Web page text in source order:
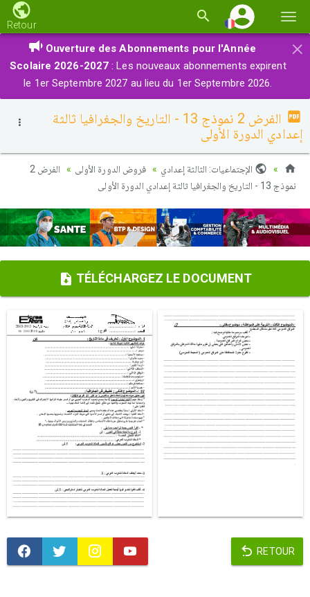
la
Retour
×
Ouverture des Abonnements pour l'Année
Scolaire 2026-2027 : Les nouveaux abonnements expirent
le 1er Septembre 2027 au lieu du 1er Septembre 2026.
الفرض 2 نموذج 13 - التاريخ والجغرافيا ثالثة
إعدادي الدورة الأولى
الإجتماعيات: الثالثة إعدادي فروض الدورة الأولى
الفرض 2
نموذج 13 - التاريخ والجغرافيا ثالثة إعدادي الدورة الأولى
TÉLÉCHARGEZ LE DOCUMENT
RETOUR